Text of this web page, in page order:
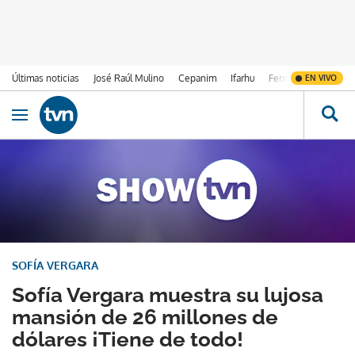
Últimas noticias José Raúl Mulino Cepanim Ifarhu Fenómeno de El
EN VIVO
Ir al contenido
Obrir navegació
Sofía Vergara muestra su lujosa
mansión de 26 millones de
dólares ¡Tiene de todo!
SOFÍA VERGARA